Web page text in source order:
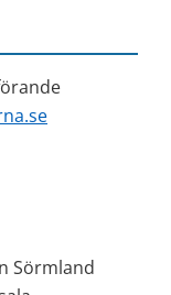
Sörmland